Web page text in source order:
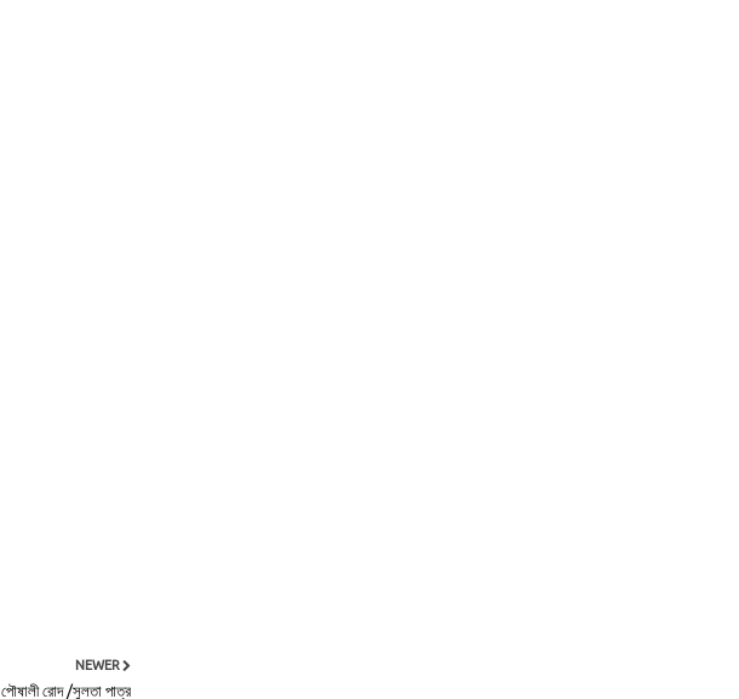
NEWER
পৌষালী রোদ /সুলতা পাত্র